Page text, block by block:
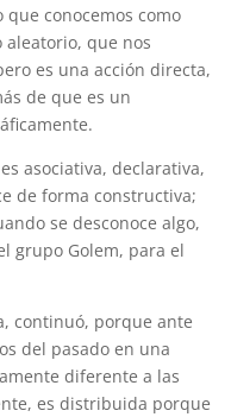
conocemos como
aleatorio, que nos
es una acción directa,
de que es un
asociativa, declarativa,
de forma constructiva;
se desconoce algo,
grupo Golem, para el
continuó, porque ante
del pasado en una
diferente a las
es distribuida porque